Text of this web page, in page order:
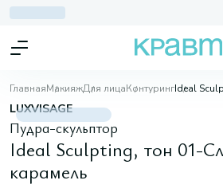
ГлавнаяМакияжДля лицаКонтуринг
LUXVISAGE
Пудра-скульптор
Ideal Sculpting, тон 01-
карамель